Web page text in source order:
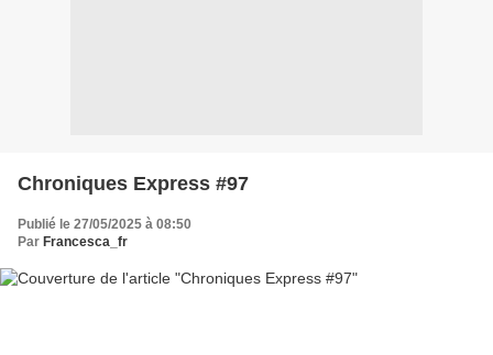
Chroniques Express #97
Publié le 27/05/2025 à 08:50
Par Francesca_fr